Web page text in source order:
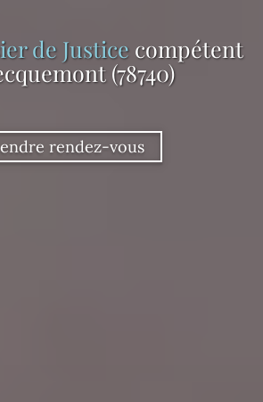
de Justice compétent
(78740)
rendez-vous